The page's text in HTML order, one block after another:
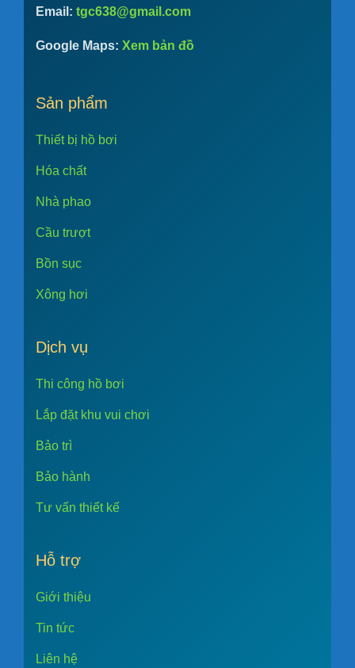
Email: tgc638@gmail.com
Google Maps: Xem bản đồ
Sản phẩm
Thiết bị hồ bơi
Hóa chất
Nhà phao
Cầu trượt
Bồn sục
Xông hơi
Dịch vụ
Thi công hồ bơi
Lắp đặt khu vui chơi
Bảo trì
Bảo hành
Tư vấn thiết kế
Hỗ trợ
Giới thiệu
Tin tức
Liên hệ